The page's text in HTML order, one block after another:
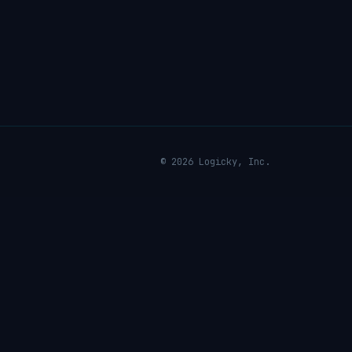
© 2026 Logicky, Inc.